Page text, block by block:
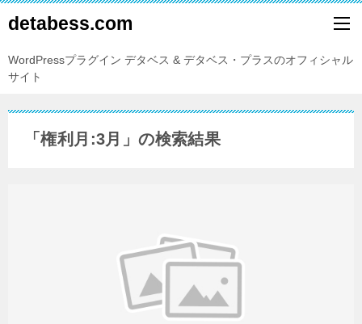
detabess.com
WordPressプラグイン デタベス & デタベス・プラスのオフィシャル
サイト
「権利月:3月 」の検索結果